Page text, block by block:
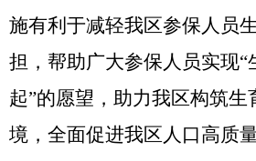
施有利于减轻我区参保人员
担，帮助广大参保人员实现“
起”的愿望，助力我区构筑生
境，全面促进我区人口高质量